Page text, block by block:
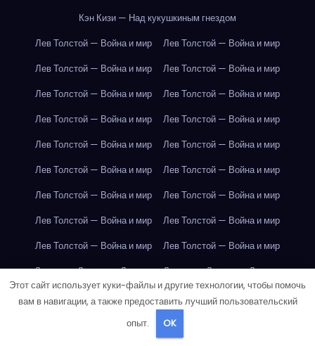
Кэн Кизи — Над кукушкиным гнездом
Лев Толстой — Война и мир
Лев Толстой — Война и мир
Лев Толстой — Война и мир
Лев Толстой — Война и мир
Лев Толстой — Война и мир
Лев Толстой — Война и мир
Лев Толстой — Война и мир
Лев Толстой — Война и мир
Лев Толстой — Война и мир
Лев Толстой — Война и мир
Лев Толстой — Война и мир
Лев Толстой — Война и мир
Лев Толстой — Война и мир
Лев Толстой — Война и мир
Лев Толстой — Война и мир
Лев Толстой — Война и мир
Лев Толстой — Война и мир
Лев Толстой — Война и мир
Лондон
Лондон Лондон Лондон Лондон
Лондон
Лондон
Лондон Лондон Лондон Лондон
Лондон
Лондон Лондон
Этот сайт использует куки-файлы и другие технологии, чтобы помочь
вам в навигации, а также предоставить лучший пользовательский
опыт.
OK